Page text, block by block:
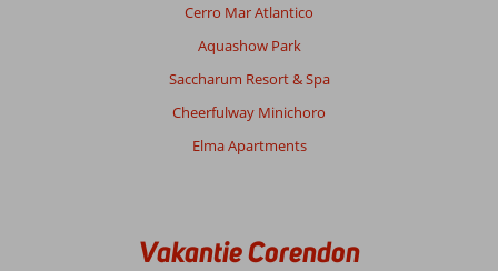
Cerro Mar Atlantico
Aquashow Park
Saccharum Resort & Spa
Cheerfulway Minichoro
Elma Apartments
Vakantie Corendon